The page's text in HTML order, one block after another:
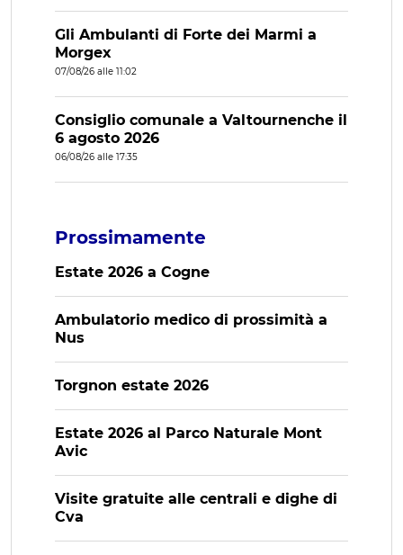
Gli Ambulanti di Forte dei Marmi a
Morgex
07/08/26 alle 11:02
Consiglio comunale a Valtournenche il
6 agosto 2026
06/08/26 alle 17:35
Prossimamente
Estate 2026 a Cogne
Ambulatorio medico di prossimità a
Nus
Torgnon estate 2026
Estate 2026 al Parco Naturale Mont
Avic
Visite gratuite alle centrali e dighe di
Cva